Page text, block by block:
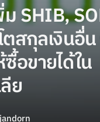
SHIB,
ตสกุลเงินอื่
อขายได้ใน
ย